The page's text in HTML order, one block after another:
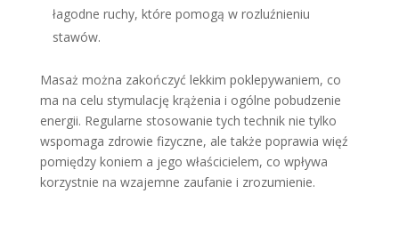
łagodne ruchy, które pomogą w rozluźnieniu
stawów.
Masaż można zakończyć lekkim poklepywaniem, co
ma na celu stymulację krążenia i ogólne pobudzenie
energii. Regularne stosowanie tych technik nie tylko
wspomaga zdrowie fizyczne, ale także poprawia więź
pomiędzy koniem a jego właścicielem, co wpływa
korzystnie na wzajemne zaufanie i zrozumienie.